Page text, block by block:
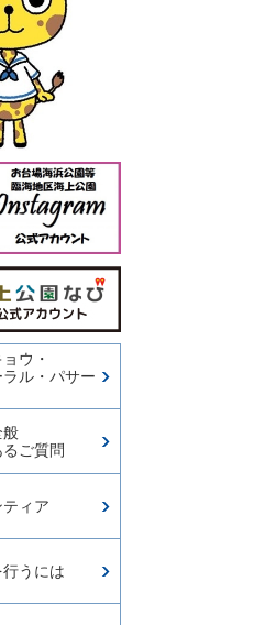
埠頭㈱【公式
ウ・
ラル・パサー
般
るご質問
ィア
うには